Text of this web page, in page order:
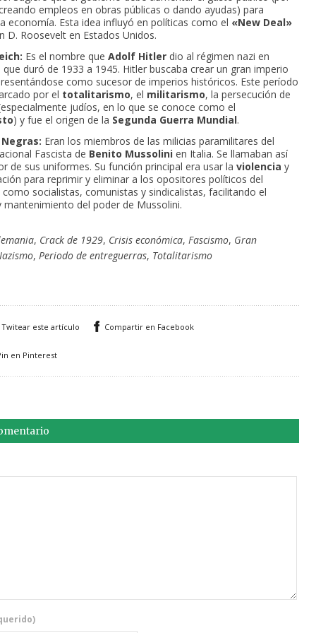
empleos en obras públicas o dando ayudas) para
economía. Esta idea influyó en políticas como el «New Deal»
D. Roosevelt en Estados Unidos.
Es el nombre que Adolf Hitlerdio al régimen nazi en
que duró de 1933 a 1945. Hitler buscaba crear un gran imperio
como sucesor de imperios históricos. Este período
por el totalitarismo, el militarismo, la persecución de
judíos, en lo que se conoce como el
) y fue el origen de la Segunda Guerra Mundial.
Eran los miembros de las milicias paramilitares del
Fascista de Benito Mussolinien Italia. Se llamaban así
de sus uniformes. Su función principal era usar la violencia y
para reprimir y eliminar a los opositores políticos del
socialistas, comunistas y sindicalistas, facilitando el
mantenimiento del poder de Mussolini.
, Crack de 1929, Crisis económica, Fascismo, Gran
, Periodo de entreguerras, Totalitarismo
Twitear este artículo Compartir en Facebook
en Pinterest